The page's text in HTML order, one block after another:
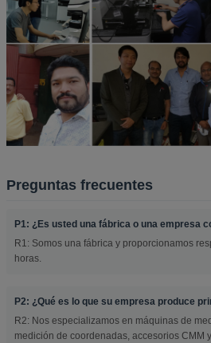
Preguntas frecuentes
P1: ¿Es usted una fábrica o una empresa
R1: Somos una fábrica y proporcionamos
horas.
P2: ¿Qué es lo que su empresa produce
R2: Nos especializamos en máquinas de
medición de coordenadas, accesorios CMM